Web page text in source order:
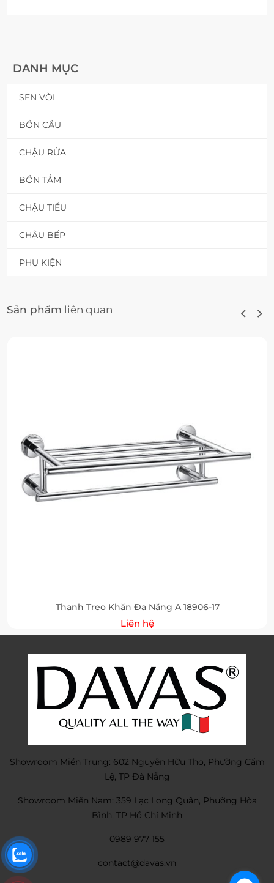
DANH MỤC
SEN VÒI
BỒN CẦU
CHẬU RỬA
BỒN TẮM
CHẬU TIỂU
CHẬU BẾP
PHỤ KIỆN
Sản phẩm liên quan
Thanh Treo Khăn Đa Năng A 18906-17
Liên hệ
Showroom Miền Trung: 602 Nguyễn Hữu Thọ, Phường Cẩm
Lệ, TP Đà Nẵng
Showroom Miền Nam: 359 Lạc Long Quân, Phường Hòa
Bình, TP Hồ Chí Minh
0989 977 155
contact@davas.vn